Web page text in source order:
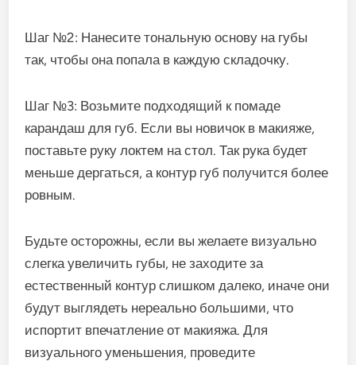
Шаг №2: Нанесите тональную основу на губы
так, чтобы она попала в каждую складочку.
Шаг №3: Возьмите подходящий к помаде
карандаш для губ. Если вы новичок в макияже,
поставьте руку локтем на стол. Так рука будет
меньше дергаться, а контур губ получится более
ровным.
Будьте осторожны, если вы желаете визуально
слегка увеличить губы, не заходите за
естественный контур слишком далеко, иначе они
будут выглядеть нереально большими, что
испортит впечатление от макияжа. Для
визуального уменьшения, проведите